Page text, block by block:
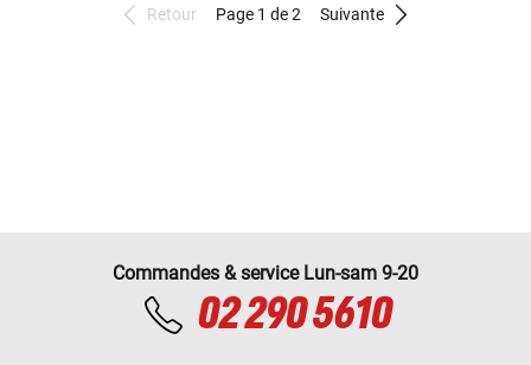
Retour Page 1 de 2 Suivante
Commandes & service Lun-sam 9-20
02 290 5610